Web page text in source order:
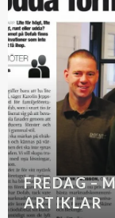
FREDAG –
ARTIKLAR